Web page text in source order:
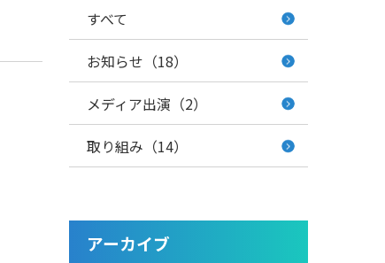
すべて
お知らせ（18）
メディア出演（2）
取り組み（14）
アーカイブ